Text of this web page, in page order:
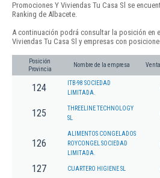
Promociones Y Viviendas Tu Casa Sl se
Ranking de Albacete.
A continuación podrá consultar la posición en
Viviendas Tu Casa Sl y empresas con
Posición
Provincia
Nombre de la empresa
124
ITB-98 SOCIEDAD
LIMITADA.
125
THREELINE TECHNOLOGY
SL
126
ALIMENTOS CONGELADOS
ROYCONGEL SOCIEDAD
LIMITADA.
127 CUARTERO HIGIENE SL